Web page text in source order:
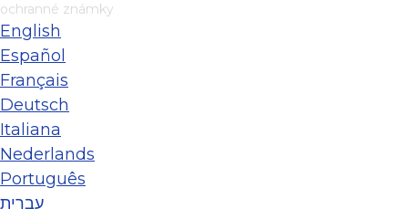
ochranné známky
English
Español
Français
Deutsch
Italiana
Nederlands
Português
עברית